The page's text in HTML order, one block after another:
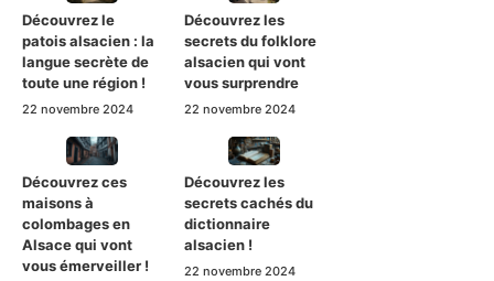
Découvrez le
patois alsacien : la
langue secrète de
toute une région !
22 novembre 2024
Découvrez les
secrets du folklore
alsacien qui vont
vous surprendre
22 novembre 2024
Découvrez ces
maisons à
colombages en
Alsace qui vont
vous émerveiller !
Découvrez les
secrets cachés du
dictionnaire
alsacien !
22 novembre 2024